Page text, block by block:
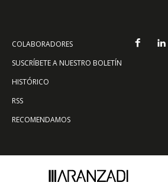
COLABORADORES
SUSCRÍBETE A NUESTRO BOLETÍN
HISTÓRICO
RSS
RECOMENDAMOS